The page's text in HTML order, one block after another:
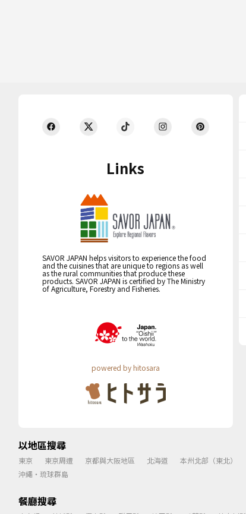
Links
SAVOR JAPAN helps visitors to experience the food
and the cuisines that are unique to regions as well
as the rural communities that produce these
products. SAVOR JAPAN is certified by The Ministry
of Agriculture, Forestry and Fisheries.
powered by hitosara
以地區搜尋
東京 東京周遭 京都與大阪地區 北海道 本州北部（東北）
沖繩・琉球群島
餐廳搜尋